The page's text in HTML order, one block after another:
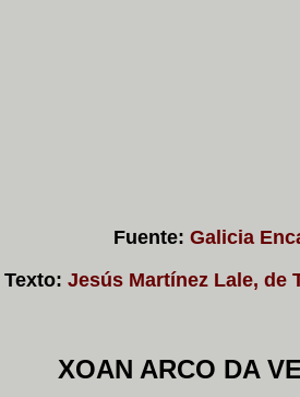
Fuente: Galicia
Texto: Jesús Martínez Lale, de
XOAN ARCO DA